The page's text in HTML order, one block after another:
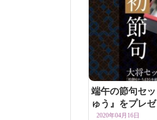
端午の節句セ
ゅう』をプレ
2020年04月16日